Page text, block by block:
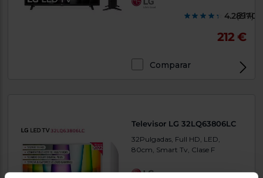
(214)
212 €
Comparar
Televisor LG 32LQ63806LC
32Pulgadas, Full HD, LED,
80cm, Smart Tv, Clase F